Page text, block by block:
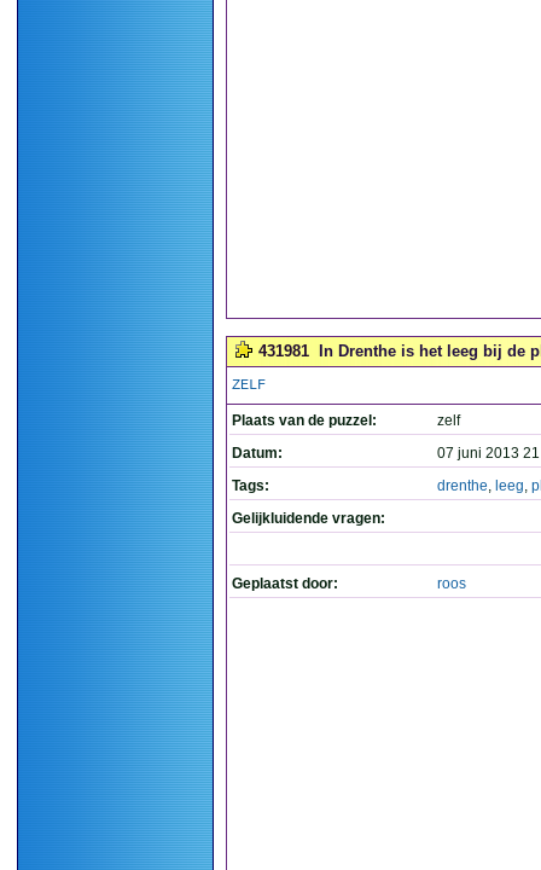
431981 In Drenthe is het leeg bij de
ZELF
Plaats van de puzzel:
zelf
Datum:
07 juni 2013
Tags:
drenthe, leeg,
Gelijkluidende vragen:
Geplaatst door: roos